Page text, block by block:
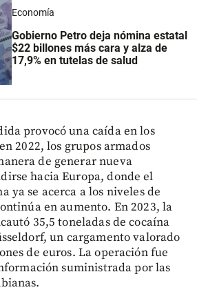
Economía
Gobierno Petro deja nómina estatal
$22 billones más cara y alza de
17,9% en tutelas de salud
provocó una caída en los
2022, los grupos armados
de generar nueva
hacia Europa, donde el
ya se acerca a los niveles de
en aumento. En 2023, la
35,5 toneladas de cocaína
un cargamento valorado
de euros. La operación fue
suministrada por las